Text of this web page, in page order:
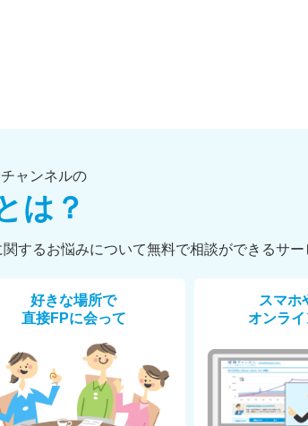
ャンネルの
は？
するお悩みについて無料で相談ができるサー
好きな場所で
直接FPに会って
スマホ
オンライ